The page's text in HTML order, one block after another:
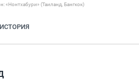
​«Нонтхабури»​​ (Таиланд, Бангкок)
ИСТОРИЯ